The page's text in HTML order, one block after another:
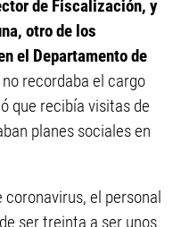
de Fiscalización, y
otro de los
el Departamento de
no recordaba el cargo
que recibía visitas de
planes sociales en
coronavirus, el personal
ser treinta a ser unos